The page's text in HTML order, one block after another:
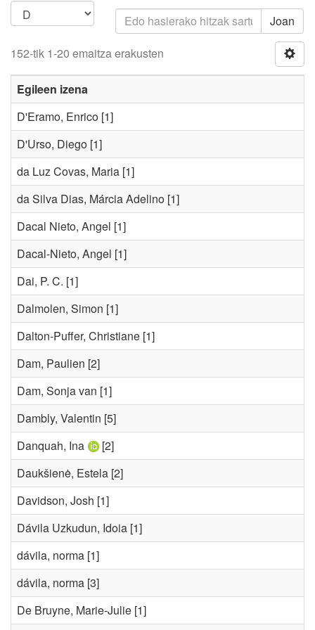
Joan
152-tik 1-20 emaitza erakusten
Egileen izena
D'Eramo, Enrico [1]
D'Urso, Diego [1]
da Luz Covas, Maria [1]
da Silva Dias, Márcia Adelino [1]
Dacal Nieto, Angel [1]
Dacal-Nieto, Angel [1]
Dai, P. C. [1]
Dalmolen, Simon [1]
Dalton-Puffer, Christiane [1]
Dam, Paulien [2]
Dam, Sonja van [1]
Dambly, Valentin [5]
Danquah, Ina
[2]
Daukšienė, Estela [2]
Davidson, Josh [1]
Dávila Uzkudun, Idoia [1]
dávila, norma [1]
dávila, norma [3]
De Bruyne, Marie-Julie [1]